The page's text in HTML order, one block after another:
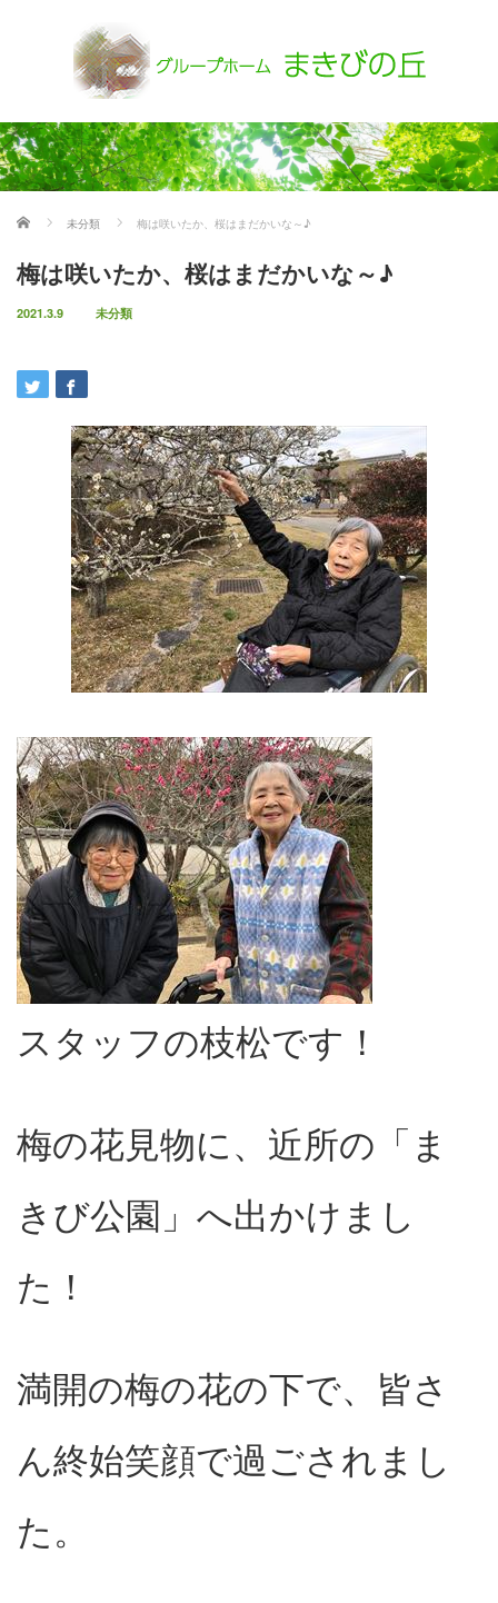
ホーム 未分類 梅は咲いたか、桜はまだかいな～♪
梅は咲いたか、桜はまだかいな～♪
2021.3.9 未分類
スタッフの枝松です！
梅の花見物に、近所の「ま
きび公園」へ出かけまし
た！
満開の梅の花の下で、皆さ
ん終始笑顔で過ごされまし
た。